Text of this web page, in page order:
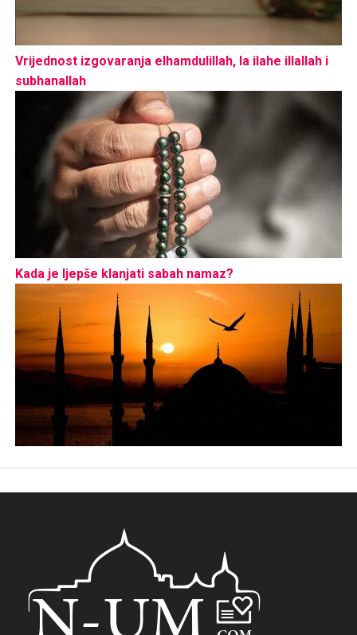
Vrijednost izgovaranja elhamdulillah, la ilahe illallah i
subhanallah
Kada je ljepše klanjati sabah namaz?